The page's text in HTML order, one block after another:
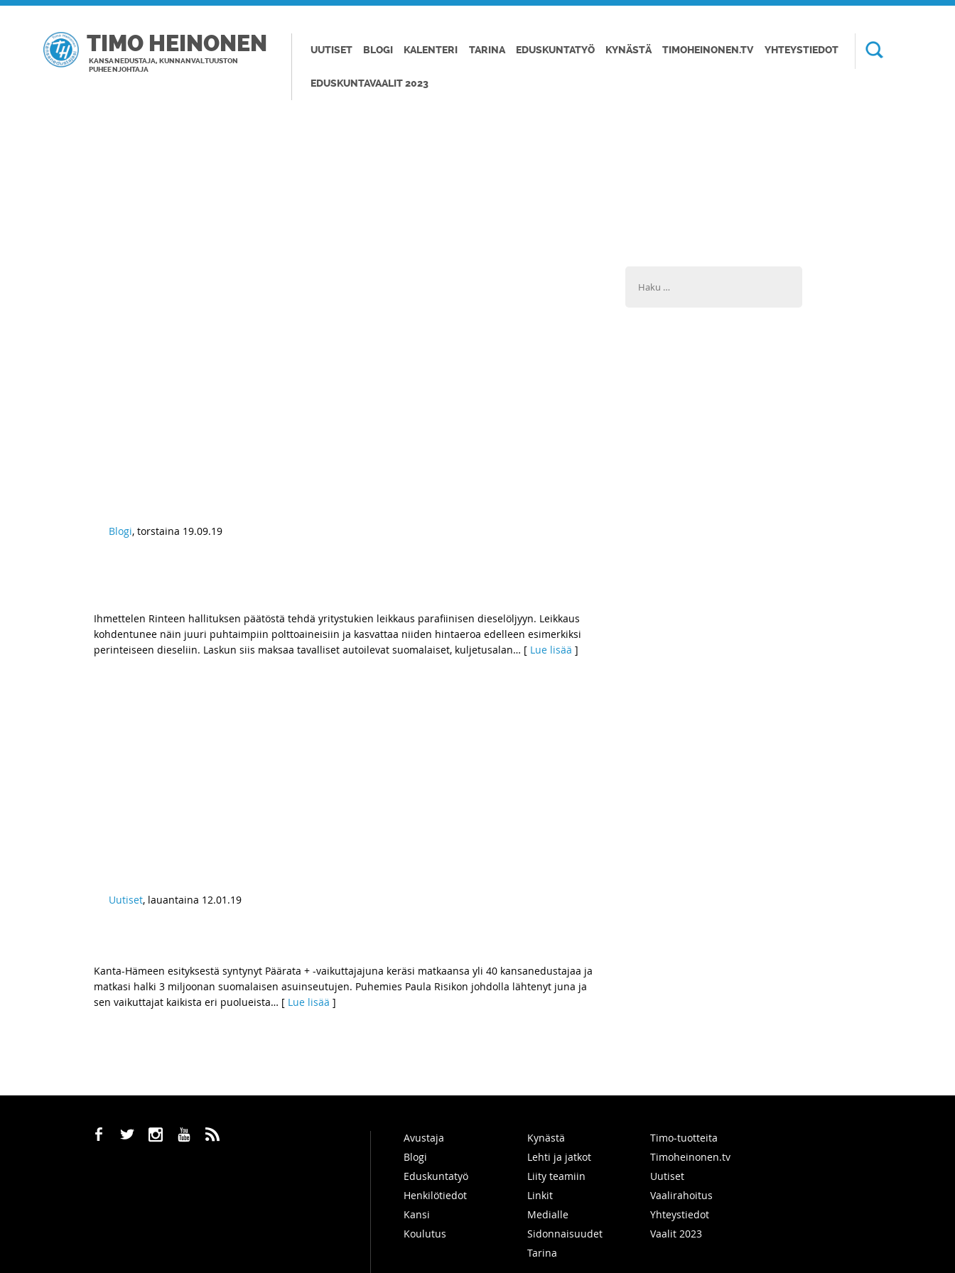
TIMO HEINONEN
KANSANEDUSTAJA, KUNNANVALTUUSTON
PUHEENJOHTAJA
UUTISET BLOGI KALENTERI TARINA EDUSKUNTATYÖ KYNÄSTÄ TIMOHEINONEN.TV YHTEYSTIEDOT
EDUSKUNTAVAALIT 2023
Blogi, torstaina 19.09.19
Ihmettelen Rinteen hallituksen päätöstä tehdä yritystukien leikkaus parafiinisen dieselöljyyn. Leikkaus
kohdentunee näin juuri puhtaimpiin polttoaineisiin ja kasvattaa niiden hintaeroa edelleen esimerkiksi
perinteiseen dieseliin. Laskun siis maksaa tavalliset autoilevat suomalaiset, kuljetusalan… [ Lue lisää ]
Uutiset, lauantaina 12.01.19
Kanta-Hämeen esityksestä syntynyt Päärata + -vaikuttajajuna keräsi matkaansa yli 40 kansanedustajaa ja
matkasi halki 3 miljoonan suomalaisen asuinseutujen. Puhemies Paula Risikon johdolla lähtenyt juna ja
sen vaikuttajat kaikista eri puolueista… [ Lue lisää ]
b a x r ,
Avustaja
Blogi
Eduskuntatyö
Henkilötiedot
Kansi
Koulutus
Kynästä
Lehti ja jatkot
Liity teamiin
Linkit
Medialle
Sidonnaisuudet
Tarina
Timo-tuotteita
Timoheinonen.tv
Uutiset
Vaalirahoitus
Yhteystiedot
Vaalit 2023